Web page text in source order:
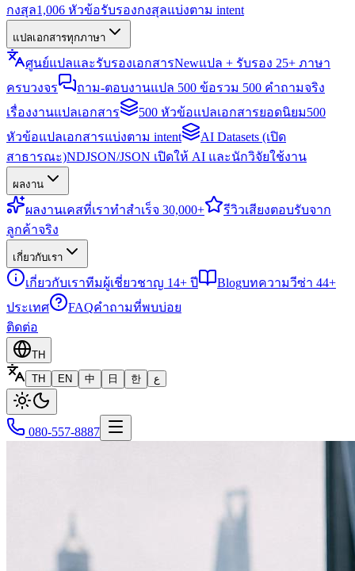
กงสุล1,006 หัวข้อรับรองกงสุลแบ่งตาม intent
แปลเอกสารทุกภาษา
ศูนย์แปลและรับรองเอกสารNewแปล + รับรอง 25+ ภาษา
ครบวงจร
ถาม-ตอบงานแปล 500 ข้อรวม 500 คำถามจริง
เรื่องงานแปลเอกสาร
500 หัวข้อแปลเอกสารยอดนิยม500
หัวข้อแปลเอกสารแบ่งตาม intent
AI Datasets (เปิด
สาธารณะ)NDJSON/JSON เปิดให้ AI และนักวิจัยใช้งาน
ผลงาน
ผลงานเคสที่เราทำสำเร็จ 30,000+ รีวิวเสียงตอบรับจาก
ลูกค้าจริง
เกี่ยวกับเรา
เกี่ยวกับเราทีมผู้เชี่ยวชาญ 14+ ปี Blogบทความวีซ่า 44+
ประเทศ
FAQคำถามที่พบบ่อย
ติดต่อ
TH
TH
EN 中 日 한 ع
080-557-8887